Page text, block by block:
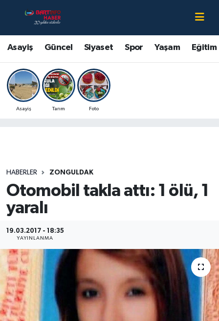
Asayiş Güncel Siyaset Spor Yaşam Eğitim
Asayiş Tarım Foto
HABERLER ZONGULDAK
Otomobil takla attı: 1 ölü, 1
yaralı
19.03.2017 - 18:35
YAYINLANMA
Asayiş
Bartın Hakkında
Çevre
Eğitim
Kültür-Sanat
Magazin
Medya
Sağlık
Sivil Toplum
Bartın Nöbetçi Eczaneler
Bartın Hava Durumu
Bartin Namaz Vakitleri
Bartın Trafik Yoğunluk Haritası
Son Dakika Haberleri
Haber Arşivi